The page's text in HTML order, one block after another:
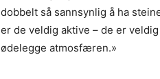
dobbelt så sannsynlig å ha
er de veldig aktive – de er
ødelegge atmosfæren.»